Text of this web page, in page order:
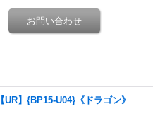
】{BP15-U04}《ドラゴン》